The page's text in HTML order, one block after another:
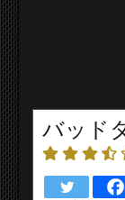
バッド